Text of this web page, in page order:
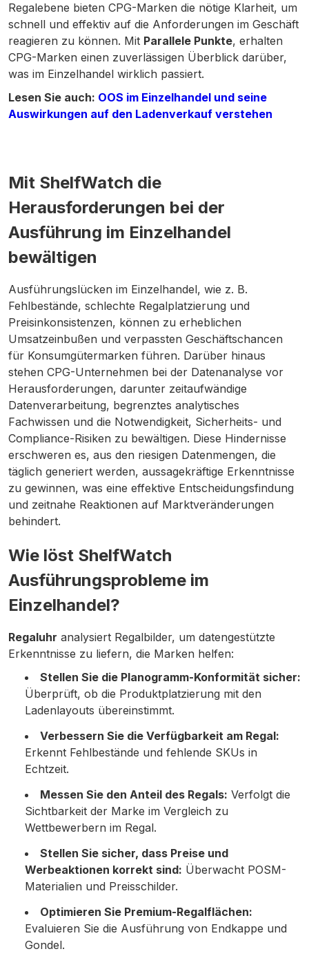
Regalebene bieten CPG-Marken die nötige Klarheit, um
schnell und effektiv auf die Anforderungen im Geschäft
reagieren zu können. Mit Parallele Punkte, erhalten
CPG-Marken einen zuverlässigen Überblick darüber,
was im Einzelhandel wirklich passiert.
Lesen Sie auch: OOS im Einzelhandel und seine
Auswirkungen auf den Ladenverkauf verstehen
Mit ShelfWatch die
Herausforderungen bei der
Ausführung im Einzelhandel
bewältigen
Ausführungslücken im Einzelhandel, wie z. B.
Fehlbestände, schlechte Regalplatzierung und
Preisinkonsistenzen, können zu erheblichen
Umsatzeinbußen und verpassten Geschäftschancen
für Konsumgütermarken führen. Darüber hinaus
stehen CPG-Unternehmen bei der Datenanalyse vor
Herausforderungen, darunter zeitaufwändige
Datenverarbeitung, begrenztes analytisches
Fachwissen und die Notwendigkeit, Sicherheits- und
Compliance-Risiken zu bewältigen. Diese Hindernisse
erschweren es, aus den riesigen Datenmengen, die
täglich generiert werden, aussagekräftige Erkenntnisse
zu gewinnen, was eine effektive Entscheidungsfindung
und zeitnahe Reaktionen auf Marktveränderungen
behindert.
Wie löst ShelfWatch
Ausführungsprobleme im
Einzelhandel?
Regaluhr analysiert Regalbilder, um datengestützte
Erkenntnisse zu liefern, die Marken helfen:
Stellen Sie die Planogramm-Konformität sicher:
Überprüft, ob die Produktplatzierung mit den
Ladenlayouts übereinstimmt.
Verbessern Sie die Verfügbarkeit am Regal:
Erkennt Fehlbestände und fehlende SKUs in
Echtzeit.
Messen Sie den Anteil des Regals: Verfolgt die
Sichtbarkeit der Marke im Vergleich zu
Wettbewerbern im Regal.
Stellen Sie sicher, dass Preise und
Werbeaktionen korrekt sind: Überwacht POSM-
Materialien und Preisschilder.
Optimieren Sie Premium-Regalflächen:
Evaluieren Sie die Ausführung von Endkappe und
Gondel.